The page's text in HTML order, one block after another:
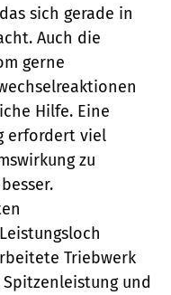
sich gerade in
Auch die
gerne
Hilfe. Eine
erfordert viel
zu
Triebwerk
und